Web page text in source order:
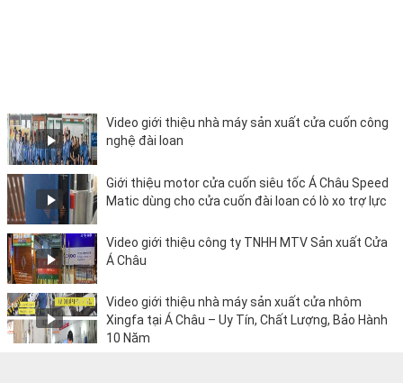
Video giới thiệu nhà máy sản xuất cửa cuốn công
nghệ đài loan
Giới thiệu motor cửa cuốn siêu tốc Á Châu Speed
Matic dùng cho cửa cuốn đài loan có lò xo trợ lực
Video giới thiệu công ty TNHH MTV Sản xuất Cửa
Á Châu
Video giới thiệu nhà máy sản xuất cửa nhôm
Xingfa tại Á Châu – Uy Tín, Chất Lượng, Bảo Hành
10 Năm